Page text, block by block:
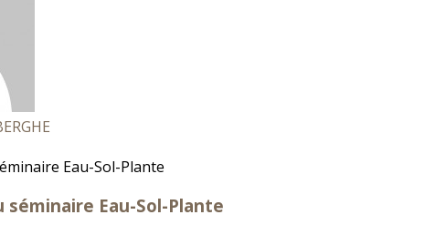
Eau-Sol-Plante